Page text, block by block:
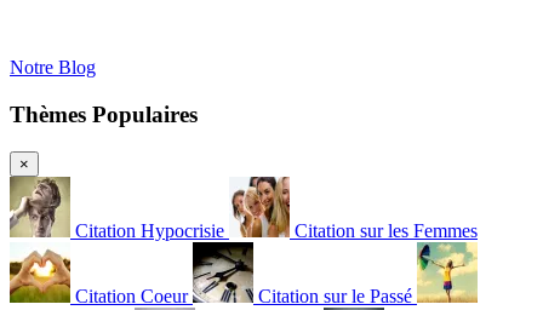
Notre Blog
Thèmes Populaires
×
Citation Hypocrisie Citation sur les Femmes
Citation Coeur Citation sur le Passé